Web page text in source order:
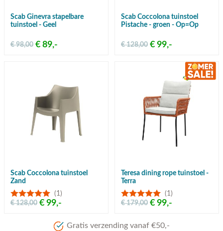
Scab Ginevra stapelbare
tuinstoel - Geel
€ 89,-
€ 98,00
Scab Coccolona tuinstoel
Pistache - groen - Op=Op
€ 99,-
€ 128,00
Scab Coccolona tuinstoel
Zand
(1)
€ 99,-
€ 128,00
Teresa dining rope tuinstoel -
Terra
(1)
€ 99,-
€ 179,00
Gratis verzending vanaf €50,-